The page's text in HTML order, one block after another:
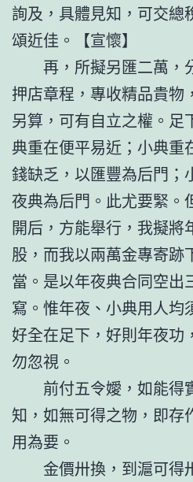
詢及，具體見知，可交總
頌近佳。【宣懷】
再，所擬另匯二萬，
押店章程，專收精品貴物
另算，可有自立之權。足
典重在便平易近；小典重
錢缺乏，以匯豐為后門；
夜典為后門。此尤要緊。
開后，方能舉行，我擬將
股，而我以兩萬金專寄跡
當。是以年夜典合同空出
寫。惟年夜、小典用人均
好全在足下，好則年夜功
勿忽視。
前付五令嬡，如能得
知，如無可得之物，即存
用為要。
金價卅換，到滬可得